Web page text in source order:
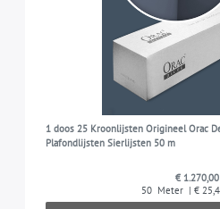
1 doos 25 Kroonlijsten Origineel Orac
Plafondlijsten Sierlijsten 50 m
€
50 Meter | €